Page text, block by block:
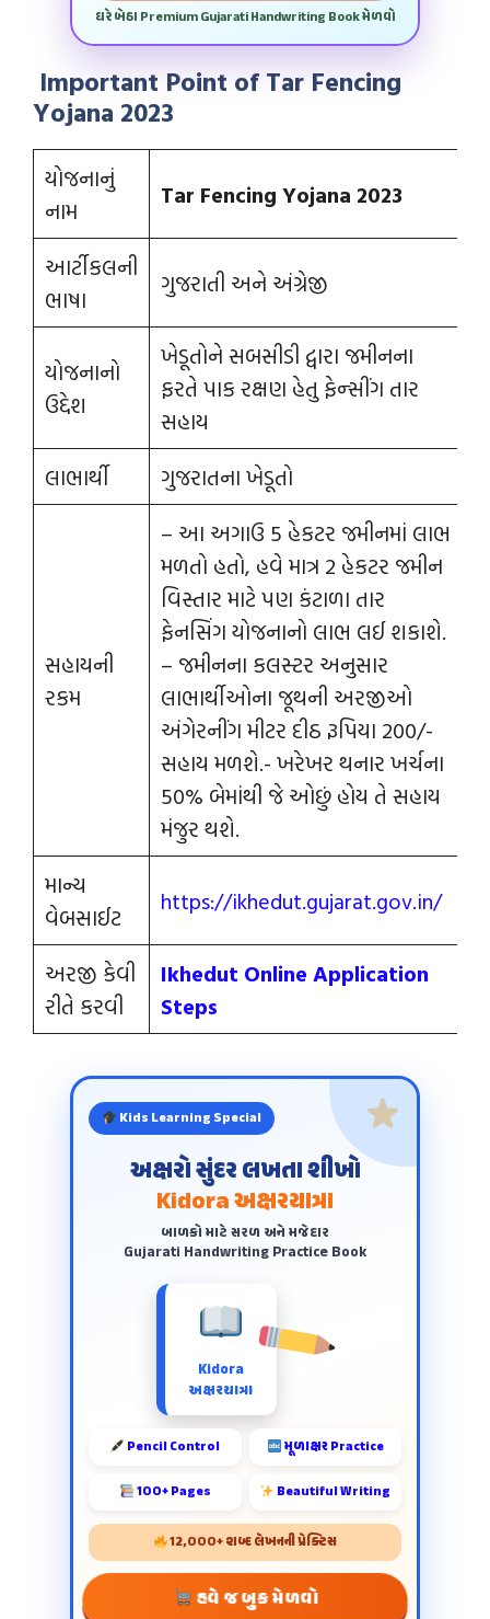
ઘરે બેઠા Premium Gujarati Handwriting Book મેળવો
Important Point of Tar Fencing
Yojana 2023
યોજનાનું
નામ
Tar Fencing Yojana 2023
આર્ટીકલની
ભાષા
ગુજરાતી અને અંગ્રેજી
યોજનાનો
ઉદ્દેશ
ખેડૂતોને સબસીડી દ્વારા જમીનના
ફરતે પાક રક્ષણ હેતુ ફેન્‍સીંગ તાર
સહાય
લાભાર્થી
ગુજરાતના ખેડૂતો
સહાયની
રકમ
– આ અગાઉ 5 હેકટર જમીનમાં લાભ
મળતો હતો, હવે માત્ર 2 હેકટર જમીન
વિસ્તાર માટે પણ કંટાળા તાર
ફેનસિંગ યોજનાનો લાભ લઈ શકાશે.
– જમીનના કલસ્ટર અનુસાર
લાભાર્થીઓના જૂથની અરજીઓ
અંગેરનીંગ મીટર દીઠ રૂપિયા 200/-
સહાય મળશે.- ખરેખર થનાર ખર્ચના
50% બેમાંથી જે ઓછું હોય તે સહાય
મંજુર થશે.
માન્ય
વેબસાઈટ
https://ikhedut.gujarat.gov.in/
અરજી કેવી
રીતે કરવી
Ikhedut Online Application
Steps
Kids Learning Special
અક્ષરો સુંદર લખતા શીખો
Kidora અક્ષરયાત્રા
બાળકો માટે સરળ અને મજેદાર
Gujarati Handwriting Practice Book
Kidora
અક્ષરયાત્રા
Pencil Control મૂળાક્ષર Practice
100+ Pages Beautiful Writing
12,000+ શબ્દ લેખનની પ્રેક્ટિસ
હવે જ બુક મેળવો